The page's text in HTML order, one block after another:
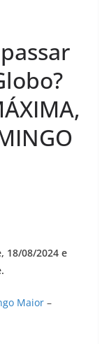
18/08/2024 e
Maior –